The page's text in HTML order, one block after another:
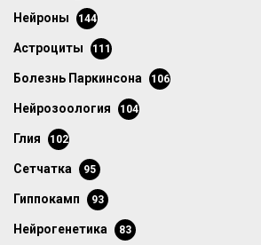
нейроны 144
астроциты 111
болезнь Паркинсона 106
нейрозоология 104
глия 102
сетчатка 95
гиппокамп 93
нейрогенетика 83